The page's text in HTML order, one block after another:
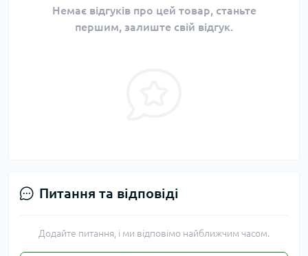
Немає відгуків про цей товар, станьте
першим, залиште свій відгук.
Питання та відповіді
Додайте питання, і ми відповімо найближчим часом.